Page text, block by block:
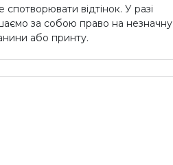
відтінок. У разі
за собою право на незначну
або принту.